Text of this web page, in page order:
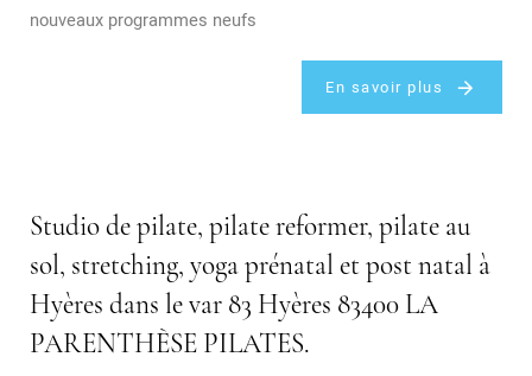
nouveaux programmes neufs
En savoir plus
Studio de pilate, pilate reformer, pilate au
sol, stretching, yoga prénatal et post natal à
Hyères dans le var 83 Hyères 83400 LA
PARENTHÈSE PILATES.